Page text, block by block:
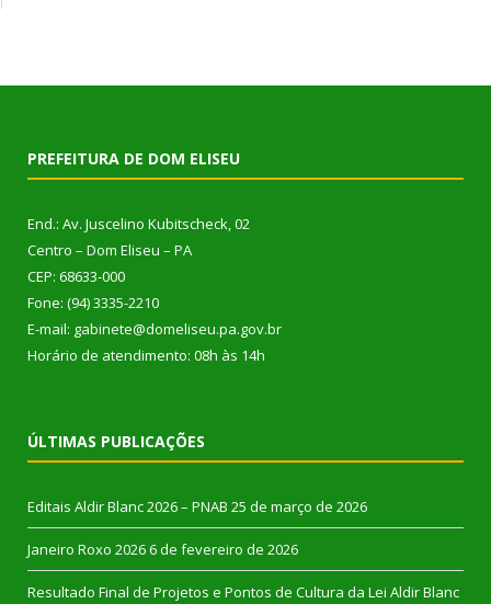
PREFEITURA DE DOM ELISEU
End.: Av. Juscelino Kubitscheck, 02
Centro – Dom Eliseu – PA
CEP: 68633-000
Fone: (94) 3335-2210
E-mail: gabinete@domeliseu.pa.gov.br
Horário de atendimento: 08h às 14h
ÚLTIMAS PUBLICAÇÕES
Editais Aldir Blanc 2026 – PNAB 25 de março de 2026
Janeiro Roxo 2026 6 de fevereiro de 2026
Resultado Final de Projetos e Pontos de Cultura da Lei Aldir Blanc